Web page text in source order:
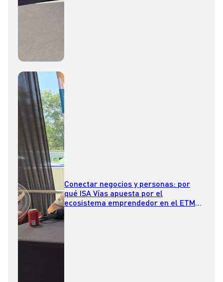
Conectar negocios y personas: por
qué ISA Vías apuesta por el
ecosistema emprendedor en el ETM